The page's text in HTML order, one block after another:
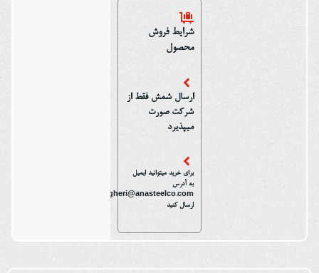
شرایط فروش
محصول
ارسال شمش فقط از
شرکت صورت
میپذیرد
برای خرید میتوانید ایمیل
به آدرس
n.bagheri@anasteelco.com
ارسال کنید